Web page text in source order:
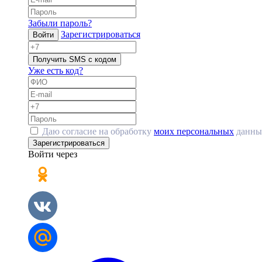
Забыли пароль?
Войти Зарегистрироваться
Получить SMS с кодом
Уже есть код?
Даю согласие на обработку моих персональных
Зарегистрироваться
Войти через